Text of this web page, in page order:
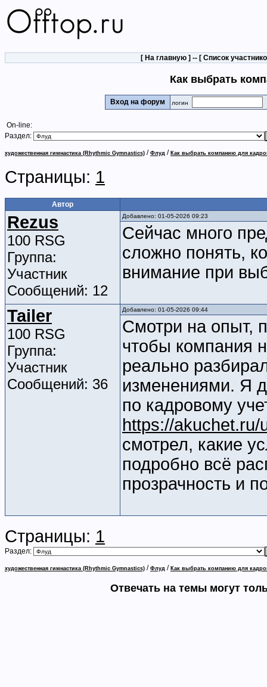
[ На главную ] -- [ Список
Как выбрать
Вход на форум логин
On-line:
Раздел:
художественная гимнастика (Rhythmic Gymnastics) / Флуд / Как выбрать компанию для
Страницы: 1
Автор
Rezus
100 RSG
Группа:
Участник
Сообщений: 12
Добавлено: 01-05-2026 09:23
Сейчас много
сложно понять,
внимание при
Tailer
100 RSG
Группа:
Участник
Сообщений: 36
Добавлено: 01-05-2026 09:44
Смотри на опыт,
чтобы компания
реально
изменениями. Я
по кадровому
https://
смотрел, какие
подробно всё
прозрачность и
Страницы: 1
Раздел:
художественная гимнастика (Rhythmic Gymnastics) / Флуд / Как выбрать компанию для
Отвечать на темы могут